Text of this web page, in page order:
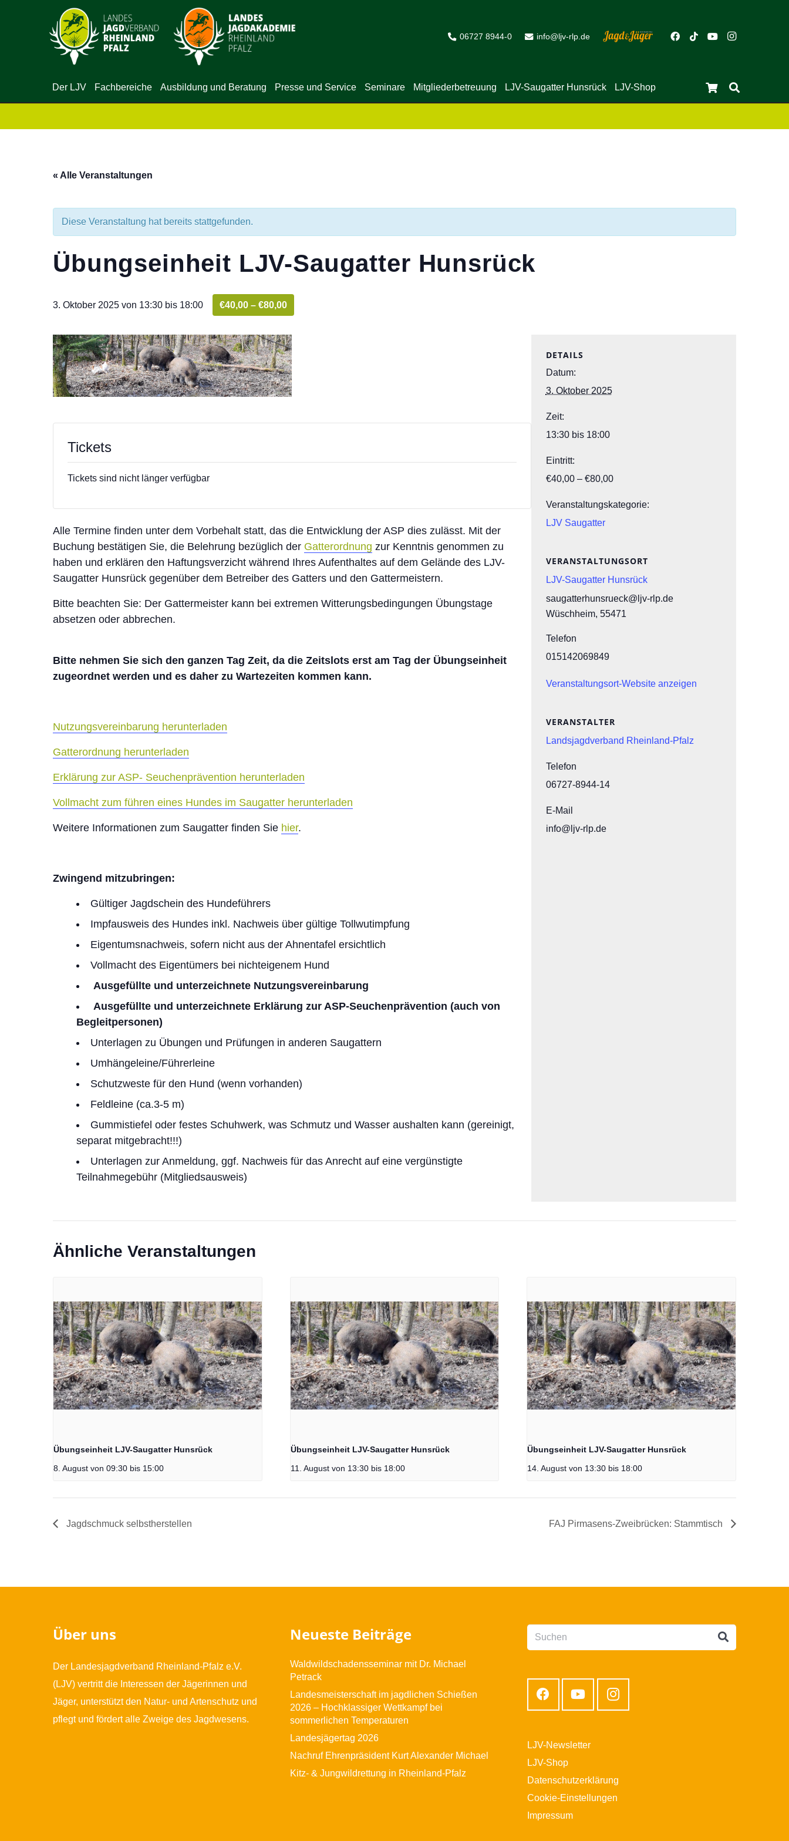
06727 8944-0 info@ljv-rlp.de
Der LJV Fachbereiche Ausbildung und Beratung Presse und Service Seminare Mitgliederbetreuung LJV-Saugatter Hunsrück LJV-Shop
« Alle Veranstaltungen
Diese Veranstaltung hat bereits stattgefunden.
Übungseinheit LJV-Saugatter Hunsrück
3. Oktober 2025 von 13:30 bis 18:00 €40,00 – €80,00
Tickets
Tickets sind nicht länger verfügbar
Alle Termine finden unter dem Vorbehalt statt, das die Entwicklung der ASP dies zulässt. Mit der
Buchung bestätigen Sie, die Belehrung bezüglich der Gatterordnung zur Kenntnis genommen zu
haben und erklären den Haftungsverzicht während Ihres Aufenthaltes auf dem Gelände des LJV-
Saugatter Hunsrück gegenüber dem Betreiber des Gatters und den Gattermeistern.
Bitte beachten Sie: Der Gattermeister kann bei extremen Witterungsbedingungen Übungstage
absetzen oder abbrechen.
Bitte nehmen Sie sich den ganzen Tag Zeit, da die Zeitslots erst am Tag der Übungseinheit
zugeordnet werden und es daher zu Wartezeiten kommen kann.
Nutzungsvereinbarung herunterladen
Gatterordnung herunterladen
Erklärung zur ASP- Seuchenprävention herunterladen
Vollmacht zum führen eines Hundes im Saugatter herunterladen
Weitere Informationen zum Saugatter finden Sie hier.
Zwingend mitzubringen:
Gültiger Jagdschein des Hundeführers
Impfausweis des Hundes inkl. Nachweis über gültige Tollwutimpfung
Eigentumsnachweis, sofern nicht aus der Ahnentafel ersichtlich
Vollmacht des Eigentümers bei nichteigenem Hund
Ausgefüllte und unterzeichnete Nutzungsvereinbarung
Ausgefüllte und unterzeichnete Erklärung zur ASP-Seuchenprävention (auch von
Begleitpersonen)
Unterlagen zu Übungen und Prüfungen in anderen Saugattern
Umhängeleine/Führerleine
Schutzweste für den Hund (wenn vorhanden)
Feldleine (ca.3-5 m)
Gummistiefel oder festes Schuhwerk, was Schmutz und Wasser aushalten kann (gereinigt,
separat mitgebracht!!!)
Unterlagen zur Anmeldung, ggf. Nachweis für das Anrecht auf eine vergünstigte
Teilnahmegebühr (Mitgliedsausweis)
DETAILS
Datum:
3. Oktober 2025
Zeit:
13:30 bis 18:00
Eintritt:
€40,00 – €80,00
Veranstaltungskategorie:
LJV Saugatter
VERANSTALTUNGSORT
LJV-Saugatter Hunsrück
saugatterhunsrueck@ljv-rlp.de
Wüschheim, 55471
Telefon
015142069849
Veranstaltungsort-Website anzeigen
VERANSTALTER
Landsjagdverband Rheinland-Pfalz
Telefon
06727-8944-14
E-Mail
info@ljv-rlp.de
Ähnliche Veranstaltungen
Übungseinheit LJV-Saugatter Hunsrück
8. August von 09:30 bis 15:00
Übungseinheit LJV-Saugatter Hunsrück
11. August von 13:30 bis 18:00
Übungseinheit LJV-Saugatter Hunsrück
14. August von 13:30 bis 18:00
Jagdschmuck selbstherstellen FAJ Pirmasens-Zweibrücken: Stammtisch
Über uns
Der Landesjagdverband Rheinland-Pfalz e.V.
(LJV) vertritt die Interessen der Jägerinnen und
Jäger, unterstützt den Natur- und Artenschutz und
pflegt und fördert alle Zweige des Jagdwesens.
Neueste Beiträge
Waldwildschadensseminar mit Dr. Michael
Petrack
Landesmeisterschaft im jagdlichen Schießen
2026 – Hochklassiger Wettkampf bei
sommerlichen Temperaturen
Landesjägertag 2026
Nachruf Ehrenpräsident Kurt Alexander Michael
Kitz- & Jungwildrettung in Rheinland-Pfalz
LJV-Newsletter
LJV-Shop
Datenschutzerklärung
Cookie-Einstellungen
Impressum
Close